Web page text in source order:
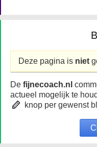
Deze pagina is niet
De fijnecoach.nl
actueel mogelijk te
knop per gewenst